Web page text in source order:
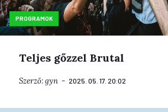
PROGRAMOK
Teljes gőzzel Brutal
Szerző:gyn 2025. 05. 17. 20:02